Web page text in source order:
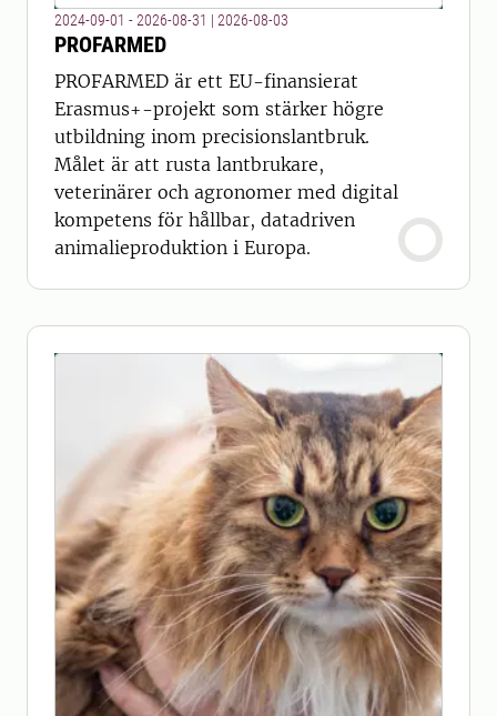
2024-09-01 - 2026-08-31 | 2026-08-03
PROFARMED
PROFARMED är ett EU-finansierat
Erasmus+-projekt som stärker högre
utbildning inom precisionslantbruk.
Målet är att rusta lantbrukare,
veterinärer och agronomer med digital
kompetens för hållbar, datadriven
animalieproduktion i Europa.